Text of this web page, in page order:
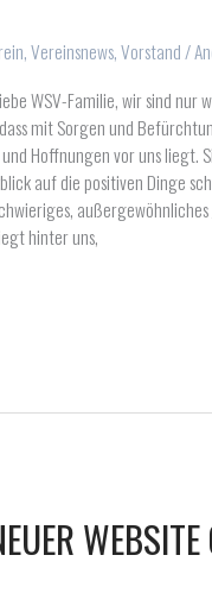
,Vereinsnews,Vorstand /
WSV-Familie, wir sind nur
mit Sorgen und
Hoffnungen vor uns liegt.
auf die positiven Dinge
hinter uns,
WEBSITE